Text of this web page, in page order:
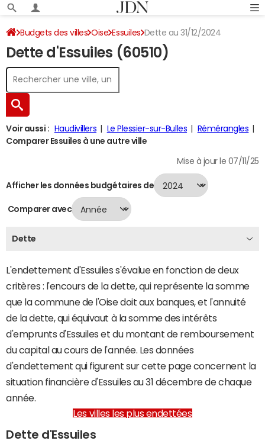
Budgets des villes Oise Essuiles Dette au 31/12/2024
Dette d'Essuiles (60510)
Voir aussi : Haudivillers Le Plessier-sur-Bulles
Rémérangles
Comparer Essuiles à une autre ville
Mise à jour le 07/11/25
Afficher les données budgétaires de
Comparer avec
Dette
L'endettement d'Essuiles s'évalue en fonction de deux
critères : l'encours de la dette, qui représente la somme
que la commune de l'Oise doit aux banques, et l'annuité
de la dette, qui équivaut à la somme des intérêts
d'emprunts d'Essuiles et du montant de remboursement
du capital au cours de l'année. Les données
d'endettement qui figurent sur cette page concernent la
situation financière d'Essuiles au 31 décembre de chaque
année.
Les villes les plus endettées
Dette d'Essuiles